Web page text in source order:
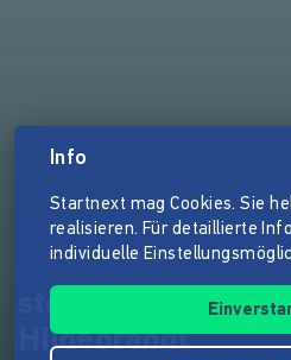
stoersender.tv
Hildebrandt
Info
Startnext mag Cookies. Sie
realisieren. Für detaillierte
individuelle